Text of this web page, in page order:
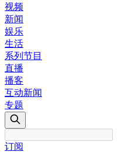
视频
新闻
娱乐
生活
系列节目
直播
播客
互动新闻
专题
订阅